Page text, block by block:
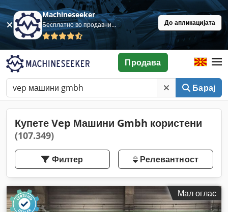
Machineseeker
Бесплатно во продавница До апликацијата
Барај
Продава
Купете Vep Машини Gmbh користени
(107.349)
Филтер Релевантност
Мал оглас